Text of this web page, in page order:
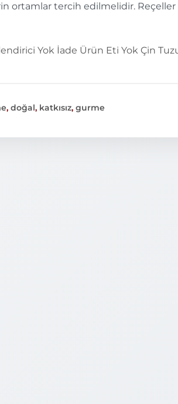
ortamlar tercih edilmelidir.
Yok İade Ürün Eti Yok Çin
, doğal, katkısız, gurme